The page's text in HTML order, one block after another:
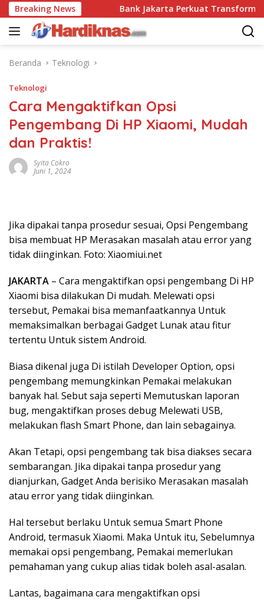
Langsung
ke
konten
Breaking News
Disrupsi Bank Jakarta Perkuat Transformasi
Beranda Teknologi
Teknologi
Cara Mengaktifkan Opsi
Pengembang Di HP Xiaomi, Mudah
dan Praktis!
Syita Cokro
Juni 1, 2024
Jika dipakai tanpa prosedur sesuai, Opsi Pengembang
bisa membuat HP Merasakan masalah atau error yang
tidak diinginkan. Foto: Xiaomiui.net
JAKARTA – Cara mengaktifkan opsi pengembang Di HP
Xiaomi bisa dilakukan Di mudah. Melewati opsi
tersebut, Pemakai bisa memanfaatkannya Untuk
memaksimalkan berbagai Gadget Lunak atau fitur
tertentu Untuk sistem Android.
Biasa dikenal juga Di istilah Developer Option, opsi
pengembang memungkinkan Pemakai melakukan
banyak hal. Sebut saja seperti Memutuskan laporan
bug, mengaktifkan proses debug Melewati USB,
melakukan flash Smart Phone, dan lain sebagainya.
Akan Tetapi, opsi pengembang tak bisa diakses secara
sembarangan. Jika dipakai tanpa prosedur yang
dianjurkan, Gadget Anda berisiko Merasakan masalah
atau error yang tidak diinginkan.
Hal tersebut berlaku Untuk semua Smart Phone
Android, termasuk Xiaomi. Maka Untuk itu, Sebelumnya
memakai opsi pengembang, Pemakai memerlukan
pemahaman yang cukup alias tidak boleh asal-asalan.
Lantas, bagaimana cara mengaktifkan opsi